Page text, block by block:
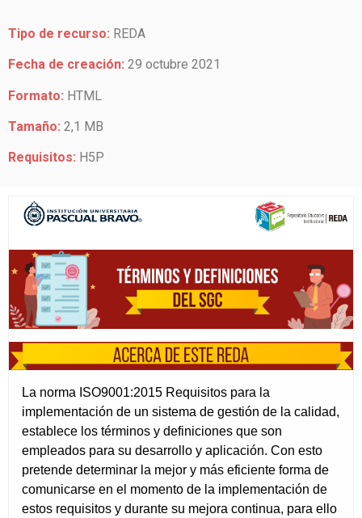
Tipo de recurso: REDA
Fecha de creación: 29 octubre 2021
Formato: HTML
Tamaño: 2,1 MB
Requisitos: H5P